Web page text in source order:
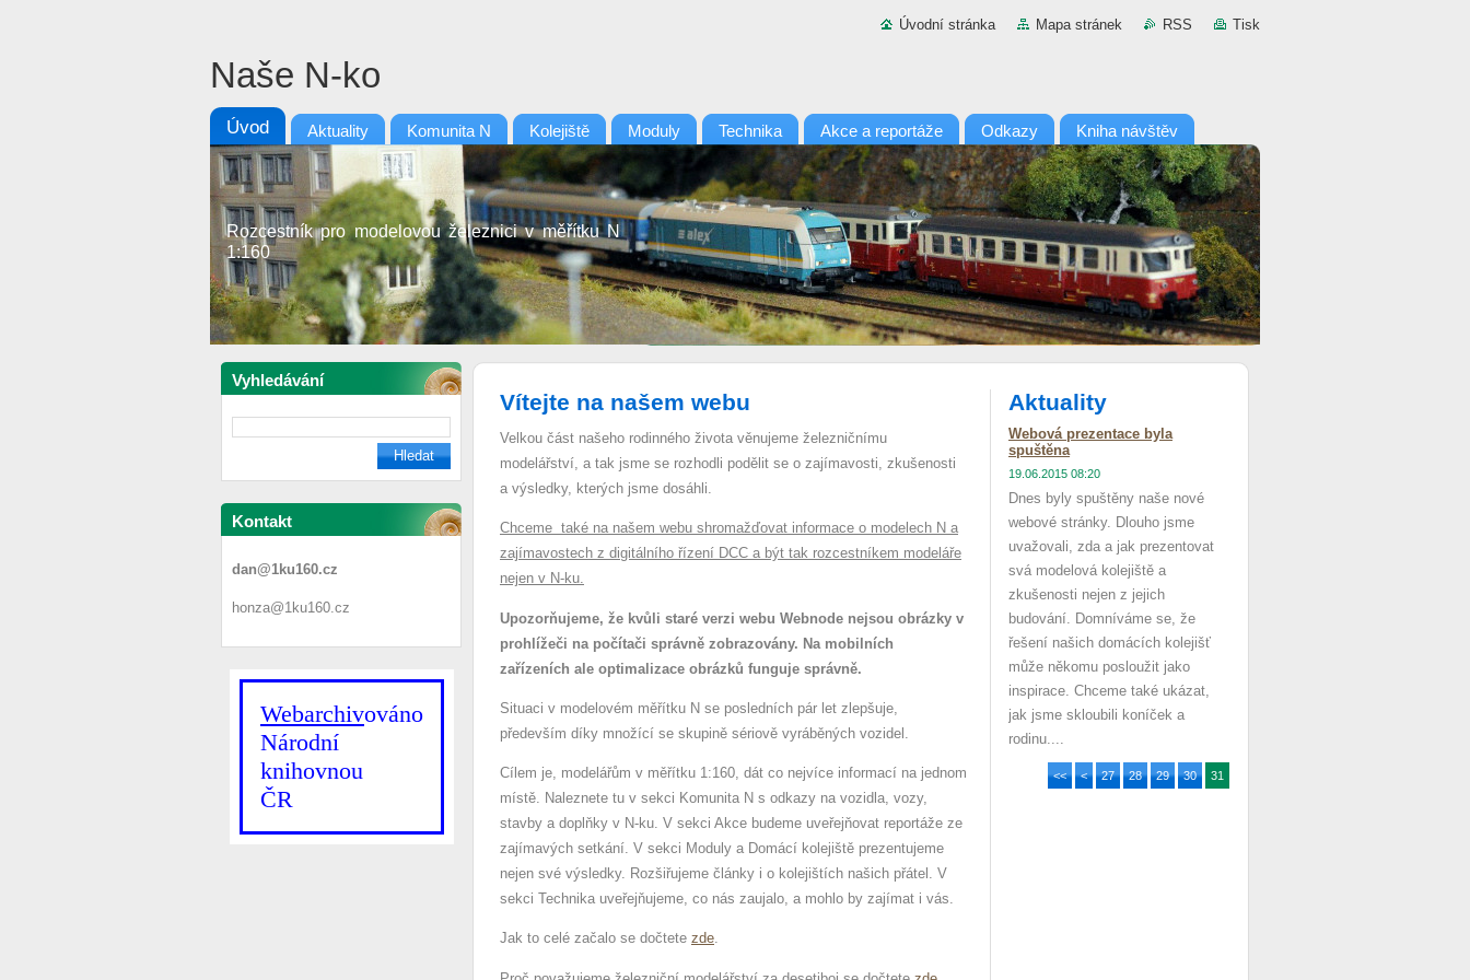
Úvodní stránka Mapa stránek RSS Tisk
Naše N-ko
Úvod Aktuality Komunita N Kolejiště Moduly Technika Akce a reportáže Odkazy Kniha návštěv
Rozcestník pro modelovou železnici v měřítku N
1:160
Vyhledávání
Kontakt
dan@1ku160.cz
honza@1ku160.cz
Webarchivováno
Národní
knihovnou
ČR
Vítejte na našem webu
Velkou část našeho rodinného života věnujeme železničnímu
modelářství, a tak jsme se rozhodli podělit se o zajímavosti, zkušenosti
a výsledky, kterých jsme dosáhli.
Chceme také na našem webu shromažďovat informace o modelech N a
zajímavostech z digitálního řízení DCC a být tak rozcestníkem modeláře
nejen v N-ku.
Upozorňujeme, že kvůli staré verzi webu Webnode nejsou obrázky v
prohlížeči na počítači správně zobrazovány. Na mobilních
zařízeních ale optimalizace obrázků funguje správně.
Situaci v modelovém měřítku N se posledních pár let zlepšuje,
především díky množící se skupině sériově vyráběných vozidel.
Cílem je, modelářům v měřítku 1:160, dát co nejvíce informací na jednom
místě. Naleznete tu v sekci Komunita N s odkazy na vozidla, vozy,
stavby a doplňky v N-ku. V sekci Akce budeme uveřejňovat reportáže ze
zajímavých setkání. V sekci Moduly a Domácí kolejiště prezentujeme
nejen své výsledky. Rozšiřujeme články i o kolejištích našich přátel. V
sekci Technika uveřejňujeme, co nás zaujalo, a mohlo by zajímat i vás.
Jak to celé začalo se dočtete zde.
Aktuality
Webová prezentace byla
spuštěna
19.06.2015 08:20
Dnes byly spuštěny naše nové
webové stránky. Dlouho jsme
uvažovali, zda a jak prezentovat
svá modelová kolejiště a
zkušenosti nejen z jejich
budování. Domníváme se, že
řešení našich domácích kolejišť
může někomu posloužit jako
inspirace. Chceme také ukázat,
jak jsme skloubili koníček a
rodinu....
<< < 27 28 29 30 31